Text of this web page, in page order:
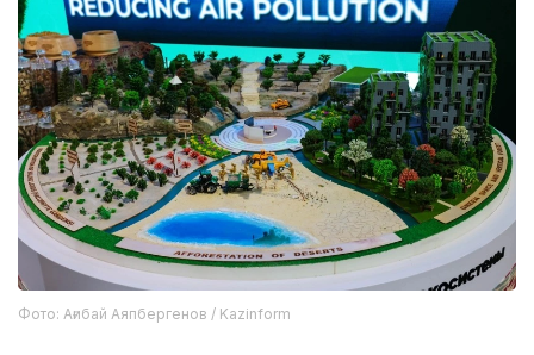
Фото: Ағибай Аяпбергенов / Kazinform